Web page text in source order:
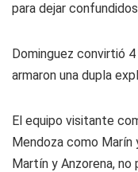
para dejar
Dominguez convirtió
armaron una dupla
El equipo visitante
Mendoza como Marín
Martín y Anzorena,